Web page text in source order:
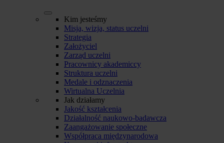
Kim jesteśmy
Misja, wizja, status uczelni
Strategia
Założyciel
Zarząd uczelni
Pracownicy akademiccy
Struktura uczelni
Medale i odznaczenia
Wirtualna Uczelnia
Jak działamy
Jakość kształcenia
Działalność naukowo-badawcza
Zaangażowanie społeczne
Współpraca międzynarodowa